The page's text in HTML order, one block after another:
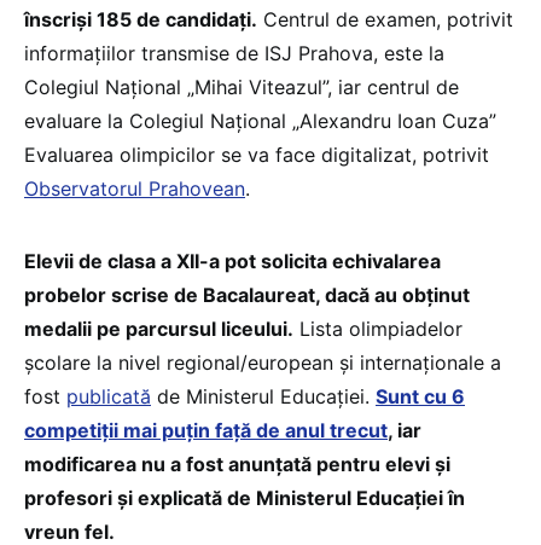
înscriși 185 de candidați. Centrul de examen, potrivit
informațiilor transmise de ISJ Prahova, este la
Colegiul Național „Mihai Viteazul”, iar centrul de
evaluare la Colegiul Național „Alexandru Ioan Cuza”
Evaluarea olimpicilor se va face digitalizat, potrivit
Observatorul Prahovean.
Elevii de clasa a XII-a pot solicita echivalarea
probelor scrise de Bacalaureat, dacă au obținut
medalii pe parcursul liceului. Lista olimpiadelor
școlare la nivel regional/european și internaționale a
fost publicată de Ministerul Educației. Sunt cu 6
competiții mai puțin față de anul trecut, iar
modificarea nu a fost anunțată pentru elevi și
profesori și explicată de Ministerul Educației în
vreun fel.